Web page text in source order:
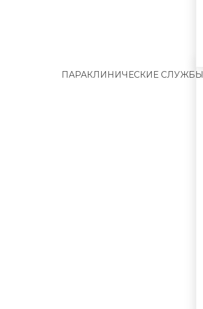
ПАРАКЛИНИЧЕСКИЕ СЛУЖБЫ